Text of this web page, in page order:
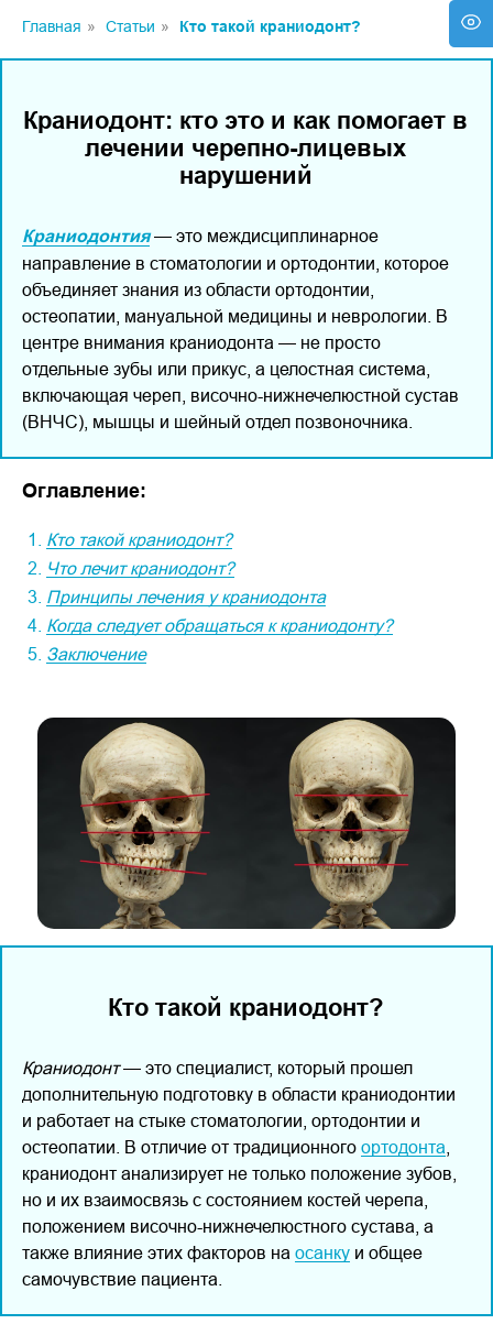
Главная » Статьи » Кто такой краниодонт?
Краниодонт: кто это и как помогает в
лечении черепно-лицевых
нарушений
Краниодонтия— это междисциплинарное
направление в стоматологии и ортодонтии, которое
объединяет знания из области ортодонтии,
остеопатии, мануальной медицины и неврологии. В
центре внимания краниодонта — не просто
отдельные зубы или прикус, а целостная система,
включающая череп, височно-нижнечелюстной сустав
(ВНЧС), мышцы и шейный отдел позвоночника.
Оглавление:
Кто такой краниодонт?
Что лечит краниодонт?
Принципы лечения у краниодонта
Когда следует обращаться к краниодонту?
Заключение
Кто такой краниодонт?
Краниодонт— это специалист, который прошел
дополнительную подготовку в области краниодонтии
и работает на стыке стоматологии, ортодонтии и
остеопатии. В отличие от традиционного ортодонта
краниодонт анализирует не только положение зубов,
но и их взаимосвязь с состоянием костей черепа,
положением височно-нижнечелюстного сустава, а
также влияние этих факторов на осанку и общее
самочувствие пациента.